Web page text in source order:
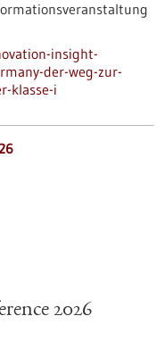
insight-
der-weg-zur-
klasse-i
2026